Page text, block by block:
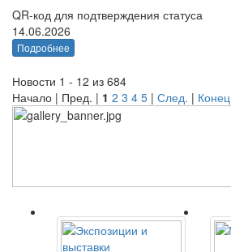
QR-код для подтверждения статуса
14.06.2026
Подробнее
Новости 1 - 12 из 684
Начало | Пред. | 1 2 3 4 5 | След. | Конец